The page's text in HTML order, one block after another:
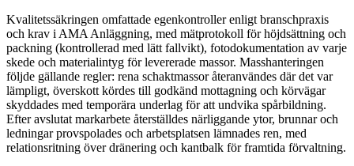
Kvalitetssäkringen omfattade egenkontroller enligt branschpraxis
och krav i AMA Anläggning, med mätprotokoll för höjdsättning och
packning (kontrollerad med lätt fallvikt), fotodokumentation av varje
skede och materialintyg för levererade massor. Masshanteringen
följde gällande regler: rena schaktmassor återanvändes där det var
lämpligt, överskott kördes till godkänd mottagning och körvägar
skyddades med temporära underlag för att undvika spårbildning.
Efter avslutat markarbete återställdes närliggande ytor, brunnar och
ledningar provspolades och arbetsplatsen lämnades ren, med
relationsritning över dränering och kantbalk för framtida förvaltning.